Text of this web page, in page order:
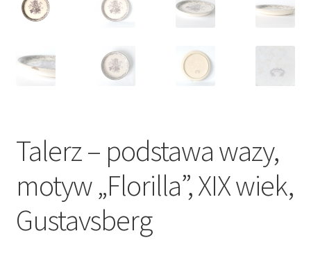
Talerz – podstawa wazy,
motyw „Florilla”, XIX wiek,
Gustavsberg